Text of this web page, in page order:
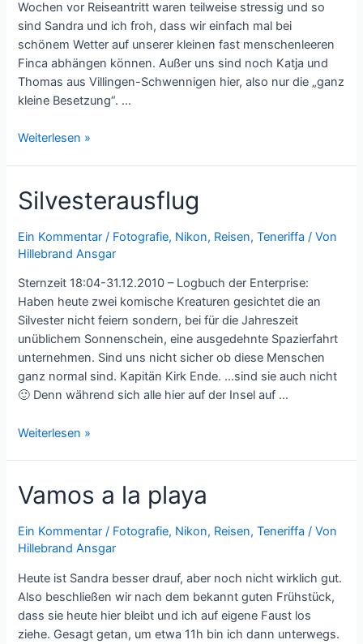
Wochen vor Reiseantritt waren teilweise stressig und so
sind Sandra und ich froh, dass wir einfach mal bei
schönem Wetter auf unserer kleinen fast menschenleeren
Finca abhängen können. Außer uns sind noch Katja und
Thomas aus Villingen-Schwennigen hier, also nur die „ganz
kleine Besetzung“. …
Faulenzen
Weiterlesen »
Silvesterausflug
Ein Kommentar / Fotografie, Nikon, Reisen,Teneriffa / Von
Hillebrand Ansgar
Sternzeit 18:04-31.12.2010 – Logbuch der Enterprise:
Haben heute zwei komische Kreaturen gesichtet die an
Silvester nicht feiern sondern, bei für die Jahreszeit
unüblichem Sonnenschein, eine ausgedehnte Spazierfahrt
unternehmen. Sind uns nicht sicher ob diese Menschen
ganz normal sind. Kapitän Kirk Ende. …sind sie auch nicht
🙂 Denn während sich alle hier auf der Insel auf …
Silvesterausflug
Weiterlesen »
Vamos a la playa
Ein Kommentar / Fotografie, Nikon, Reisen,Teneriffa / Von
Hillebrand Ansgar
Heute ist Sandra besser drauf, aber noch nicht wirklich gut.
Also beschließen wir nach dem bekannt guten Frühstück,
dass sie heute hier bleibt und ich auf eigene Faust los
ziehe. Gesagt getan, um etwa 11h bin ich dann unterwegs.